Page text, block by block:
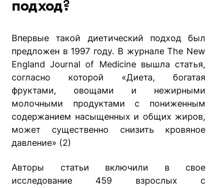
подход?
Впервые такой диетический подход был
предложен в 1997 году. В журнале The New
England Journal of Medicine вышла статья,
согласно которой «Диета, богатая
фруктами, овощами и нежирными
молочными продуктами с пониженным
содержанием насыщенных и общих жиров,
может существенно снизить кровяное
давление» (2)
Авторы статьи включили в свое
исследование 459 взрослых с